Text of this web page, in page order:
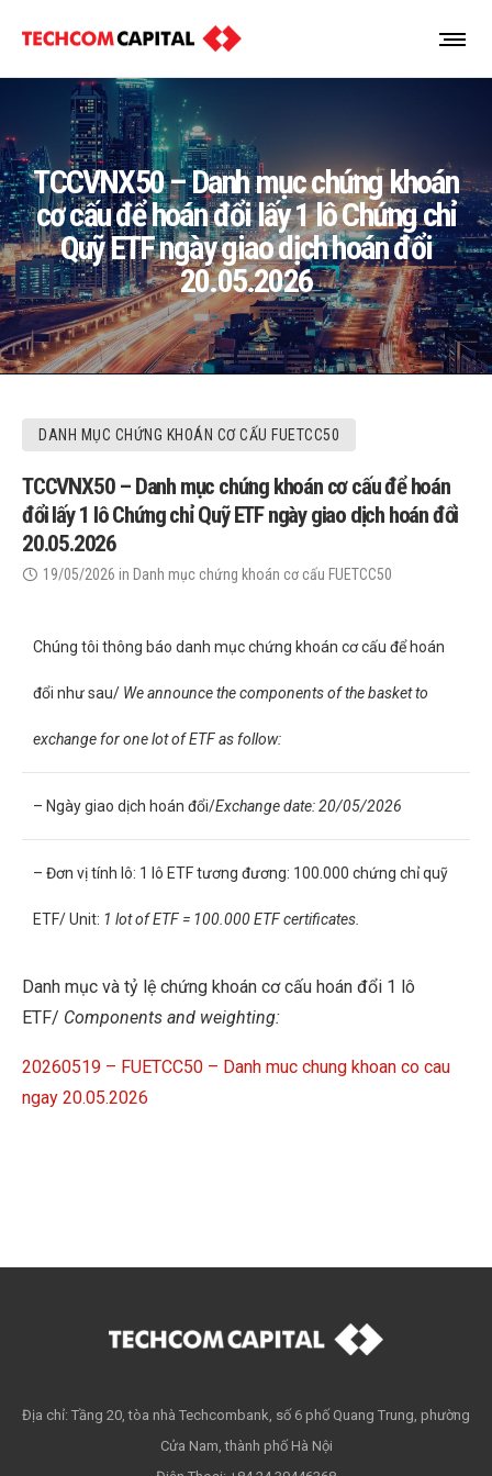
TCCVNX50 – Danh mục chứng khoán
cơ cấu để hoán đổi lấy 1 lô Chứng chỉ
Quỹ ETF ngày giao dịch hoán đổi
20.05.2026
DANH MỤC CHỨNG KHOÁN CƠ CẤU FUETCC50
TCCVNX50 – Danh mục chứng khoán cơ cấu để hoán
đổi lấy 1 lô Chứng chỉ Quỹ ETF ngày giao dịch hoán đổi
20.05.2026
19/05/2026 in Danh mục chứng khoán cơ cấu FUETCC50
Chúng tôi thông báo danh mục chứng khoán cơ cấu để hoán
đổi như sau/ We announce the components of the basket to
exchange for one lot of ETF as follow:
– Ngày giao dịch hoán đổi/Exchange date: 20/05/2026
– Đơn vị tính lô: 1 lô ETF tương đương: 100.000 chứng chỉ quỹ
ETF/ Unit: 1 lot of ETF = 100.000 ETF certificates.
Danh mục và tỷ lệ chứng khoán cơ cấu hoán đổi 1 lô
ETF/ Components and weighting:
20260519 – FUETCC50 – Danh muc chung khoan co cau
ngay 20.05.2026
Địa chỉ: Tầng 20, tòa nhà Techcombank, số 6 phố Quang Trung, phường
Cửa Nam, thành phố Hà Nội